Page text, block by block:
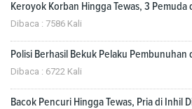
Keroyok Korban Hingga Tewas, 3 Pemuda
Dibaca : 7586 Kali
Polisi Berhasil Bekuk Pelaku Pembunuhan
Dibaca : 6722 Kali
Bacok Pencuri Hingga Tewas, Pria di Inhil